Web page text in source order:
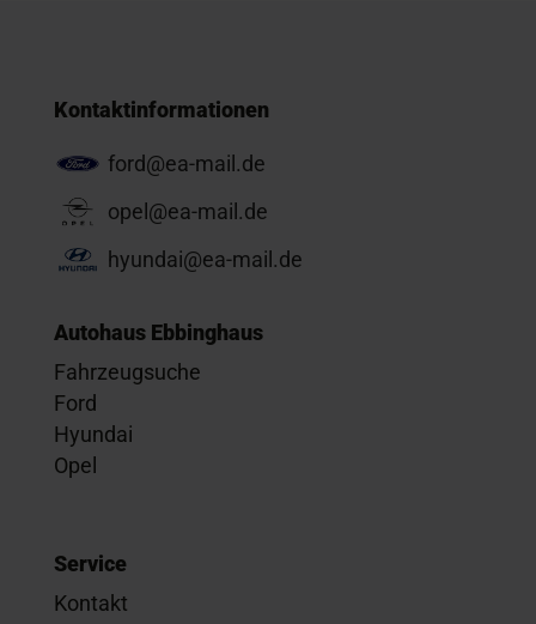
Kontaktinformationen
ford@ea-mail.de
opel@ea-mail.de
hyundai@ea-mail.de
Autohaus Ebbinghaus
Fahrzeugsuche
Ford
Hyundai
Opel
Service
Kontakt